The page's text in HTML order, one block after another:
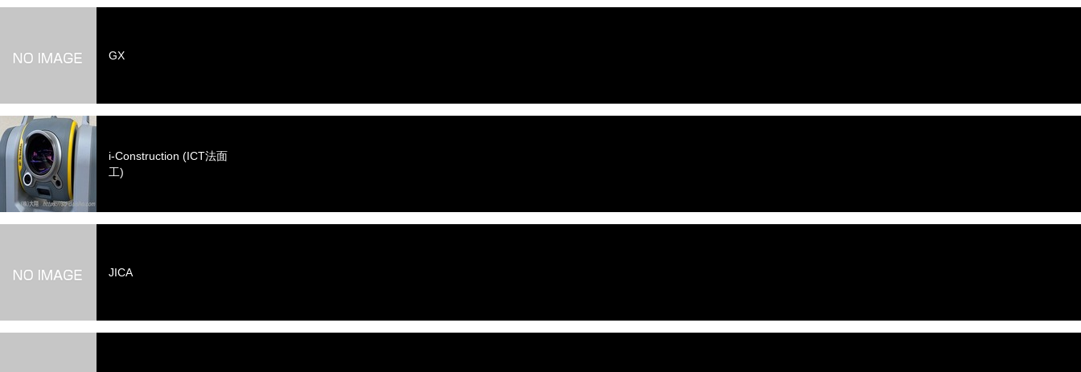
GX
i-Construction (ICT法面
工)
JICA